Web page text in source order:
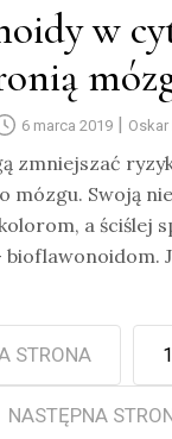
w
6 marca 2019 |
zmniejszać
mózgu. Swoją
a ściślej
bioflawonoidom.
STRONA 1
NASTĘPNA